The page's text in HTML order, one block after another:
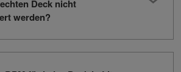
Deck nicht
werden?